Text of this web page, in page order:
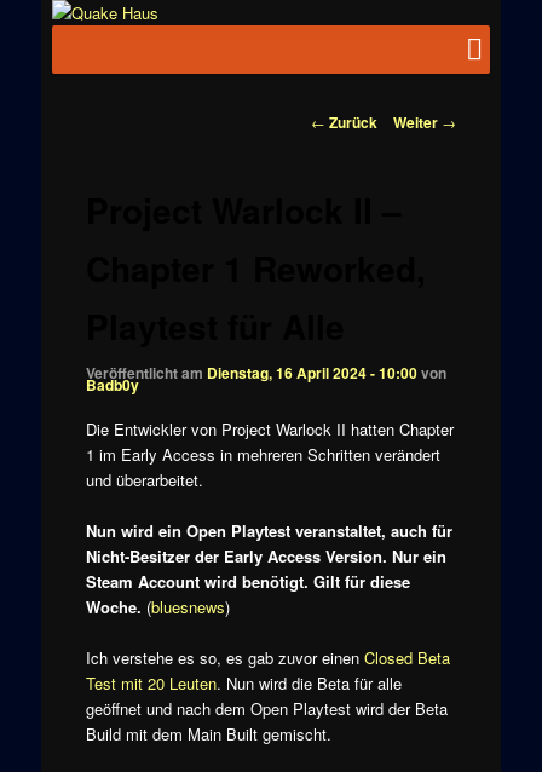
News zu
Beitragsnavigation
← Zurück Weiter →
Veröffentlicht am Dienstag, 16 April 2024 - 10:00von
Badb0y
Die Entwickler von Project Warlock II hatten Chapter
1 im Early Access in mehreren Schritten verändert
und überarbeitet.
Nun wird ein Open Playtest veranstaltet, auch für
Nicht-Besitzer der Early Access Version. Nur ein
Steam Account wird benötigt. Gilt für diese
Woche. (bluesnews)
Ich verstehe es so, es gab zuvor einen Closed Beta
Test mit 20 Leuten. Nun wird die Beta für alle
geöffnet und nach dem Open Playtest wird der Beta
Build mit dem Main Built gemischt.